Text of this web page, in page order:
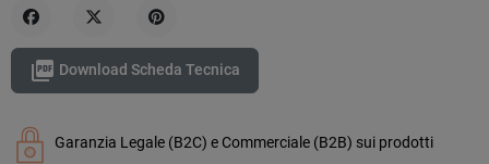
 Download Scheda Tecnica
Garanzia Legale (B2C) e Commerciale (B2B) sui prodotti